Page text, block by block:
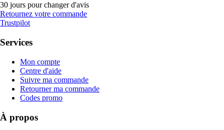
30 jours pour changer d'avis
Retournez votre commande
Trustpilot
Services
Mon compte
Centre d'aide
Suivre ma commande
Retourner ma commande
Codes promo
À propos